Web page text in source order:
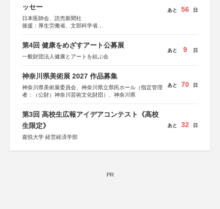
ッセー
日本医師会、読売新聞社
後援：厚生労働省、文部科学省
しん生命保険株式会社
あと 56 日
第4回 健康をめざすアート公募展
一般財団法人健康とアートを結ぶ会
あと 9 日
神奈川県美術展 2027 作品募集
神奈川県美術展委員会、神奈川県立県民ホール（指定管理
者：（公財）神奈川芸術文化財団）、神奈川県
あと 70 日
第3回 高校生広報アイデアコンテスト《高校
生限定》
嘉悦大学 経営経済学部
あと 32 日
PR